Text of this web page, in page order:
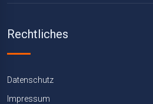
Rechtliches
Datenschutz
Impressum